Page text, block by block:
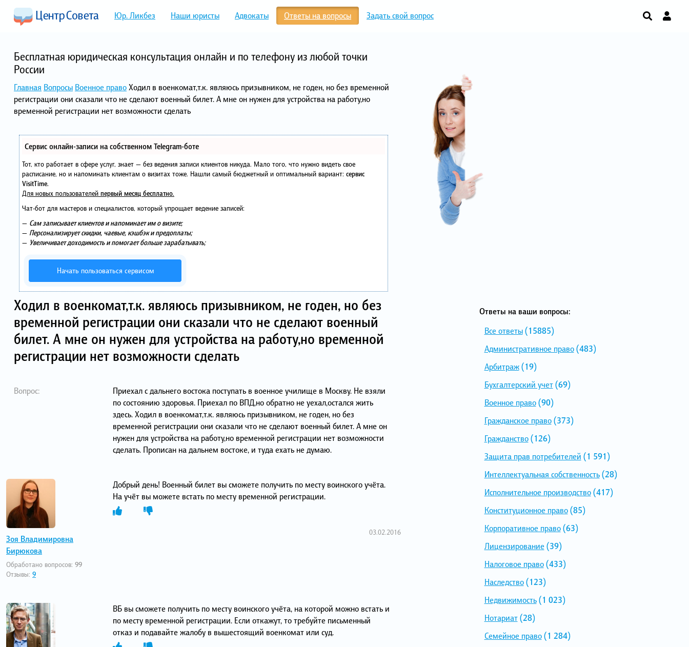
Юр. Ликбез Наши юристы Адвокаты Ответы на вопросы Задать свой вопрос
Бесплатная юридическая консультация онлайн и по телефону из любой точки
России
Главная Вопросы Военное правоХодил в военкомат,т.к. являюсь призывником, не годен, но без временной
регистрации они сказали что не сделают военный билет. А мне он нужен для устройства на работу,но
временной регистрации нет возможности сделать
Сервис онлайн-записи на собственном Telegram-боте
Тот, кто работает в сфере услуг, знает — без ведения записи клиентов никуда. Мало того, что нужно видеть свое
расписание, но и напоминать клиентам о визитах тоже. Нашли самый бюджетный и оптимальный вариант: сервис
VisitTime.
Для новых пользователей первый месяц бесплатно.
Чат-бот для мастеров и специалистов, который упрощает ведение записей:
— Сам записывает клиентов и напоминает им о визите;
— Персонализирует скидки, чаевые, кэшбэк и предоплаты;
— Увеличивает доходимость и помогает больше зарабатывать;
Начать пользоваться сервисом
Ходил в военкомат,т.к. являюсь призывником, не годен, но без
временной регистрации они сказали что не сделают военный
билет. А мне он нужен для устройства на работу,но временной
регистрации нет возможности сделать
Вопрос:
Приехал с дальнего востока поступать в военное училище в Москву. Не взяли
по состоянию здоровья. Приехал по ВПД,но обратно не уехал,остался жить
здесь. Ходил в военкомат,т.к. являюсь призывником, не годен, но без
временной регистрации они сказали что не сделают военный билет. А мне он
нужен для устройства на работу,но временной регистрации нет возможности
сделать. Прописан на дальнем востоке, и туда ехать не думаю.
Зоя Владимировна
Бирюкова
Обработано вопросов: 99
Отзывы: 9
Добрый день! Военный билет вы сможете получить по месту воинского учёта.
На учёт вы можете встать по месту временной регистрации.
03.02.2016
ВБ вы сможете получить по месту воинского учёта, на которой можно встать и
по месту временной регистрации. Если откажут, то требуйте письменный
отказ и подавайте жалобу в вышестоящий военкомат или суд.
Ответы на ваши вопросы:
Все ответы(15885)
Административное право(483)
Арбитраж(19)
Бухгалтерский учет(69)
Военное право(90)
Гражданское право(373)
Гражданство(126)
Защита прав потребителей (1 591)
Интеллектуальная собственность(28)
Исполнительное производство(417)
Конституционное право(85)
Корпоративное право(63)
Лицензирование (39)
Налоговое право(433)
Наследство(123)
Недвижимость(1 023)
Нотариат(28)
Семейное право(1 284)